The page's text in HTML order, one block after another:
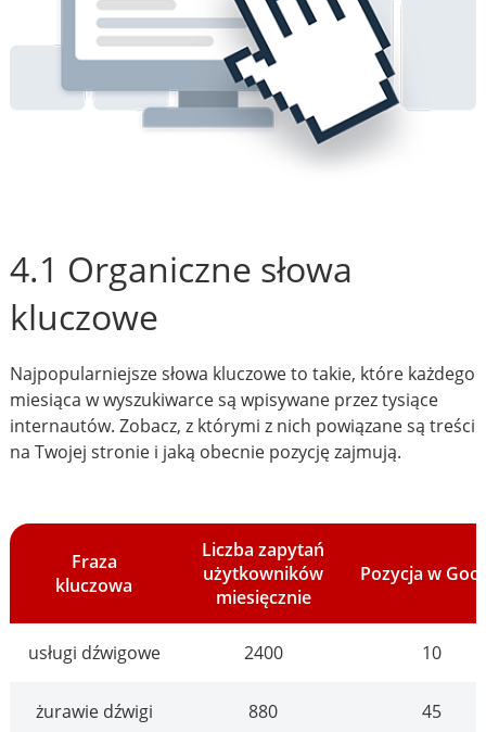
4.1 Organiczne słowa
kluczowe
Najpopularniejsze słowa kluczowe to takie, które każdego
miesiąca w wyszukiwarce są wpisywane przez tysiące
internautów. Zobacz, z którymi z nich powiązane są treści
na Twojej stronie i jaką obecnie pozycję zajmują.
Fraza
kluczowa
Liczba zapytań
użytkowników
miesięcznie
Pozycja w
usługi dźwigowe 2400 10
żurawie dźwigi 880 45